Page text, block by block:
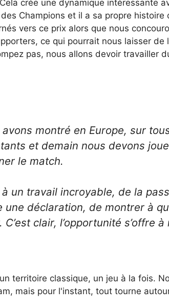
crée une dynamique intéressante
Champions et il a sa propre histoire
vers ce prix alors que nous
ce qui pourrait nous laisser de
pas, nous allons devoir travailler
montré en Europe, sur
et demain nous devons
le match.
un travail incroyable, de la
une déclaration, de montrer à
clair, l’opportunité s’offre à
territoire classique, un jeu à la fois.
mais pour l'instant, tout tourne